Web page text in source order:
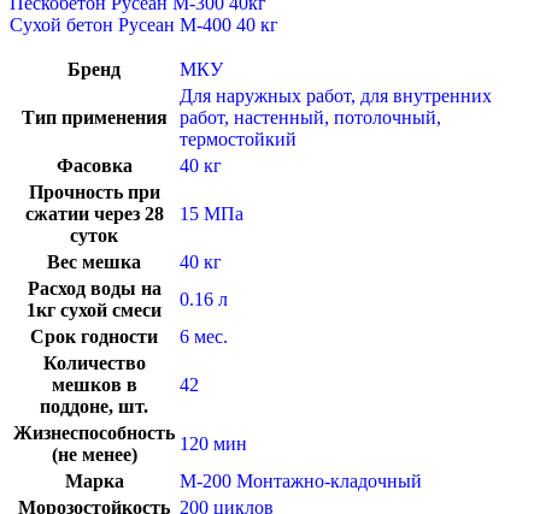
Сухой бетон Русеан М-400 40 кг
Бренд МКУ
Тип применения
Для наружных работ, для внутренних
работ, настенный, потолочный,
термостойкий
Фасовка
40 кг
Прочность при
сжатии через 28
суток
15 МПа
Вес мешка
40 кг
Расход воды на
1кг сухой смеси
0.16 л
Срок годности
6 мес.
Количество
мешков в
поддоне, шт.
42
Жизнеспособность
(не менее)
120 мин
Марка
М-200 Монтажно-кладочный
Морозостойкость 200 циклов